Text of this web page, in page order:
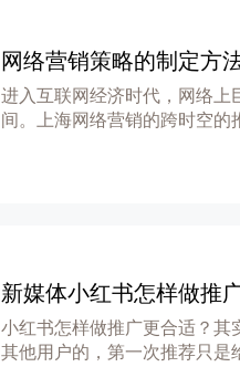
网络营销策略的制定方
进入互联网经济时代，网络上
间。上海网络营销的跨时空的
新媒体小红书怎样做推
小红书怎样做推广更合适？其
其他用户的，第一次推荐只是